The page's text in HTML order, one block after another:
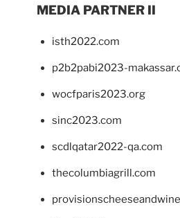
MEDIA PARTNER II
isth2022.com
p2b2pabi2023-
wocfparis2023.org
sinc2023.com
scdlqatar2022-qa.com
thecolumbiagrill.com